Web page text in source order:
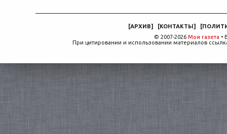
[АРХИВ] [КОНТАКТЫ] [
© 2007-2026 Моя газета •
При цитировании и использовании материалов